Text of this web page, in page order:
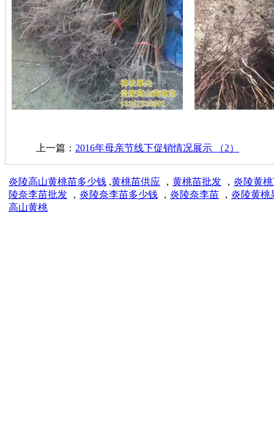
上一篇： 2016年母亲节线下促销情况展示 （2）
炎陵高山黄桃苗多少钱 ,黄桃苗供应 ， 黄桃苗批发 ， 炎陵黄
陵奈李苗批发 ， 炎陵奈李苗多少钱 ， 炎陵奈李苗 ， 炎陵黄桃
高山黄桃